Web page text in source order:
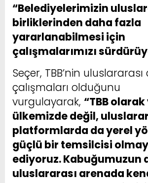
“Belediyelerimizin
birliklerinden daha fazla
yararlanabilmesi için
çalışmalarımızı
Seçer, TBB’nin
çalışmaları olduğunu
vurgulayarak, “TBB
ülkemizde değil,
platformlarda da yerel
güçlü bir temsilcisi
ediyoruz. Kabuğumuzun
uluslararası arenada